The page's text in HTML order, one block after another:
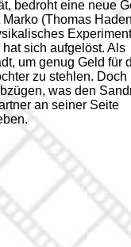
bedroht eine neue
(Thomas
Experiment
sich aufgelöst. Als
um genug Geld für
zu stehlen. Doch
was den
an seiner Seite